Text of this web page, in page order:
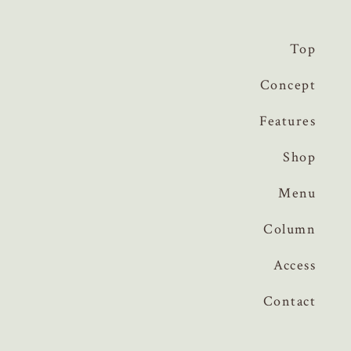
Top
Concept
Features
Shop
Menu
Column
Access
Contact